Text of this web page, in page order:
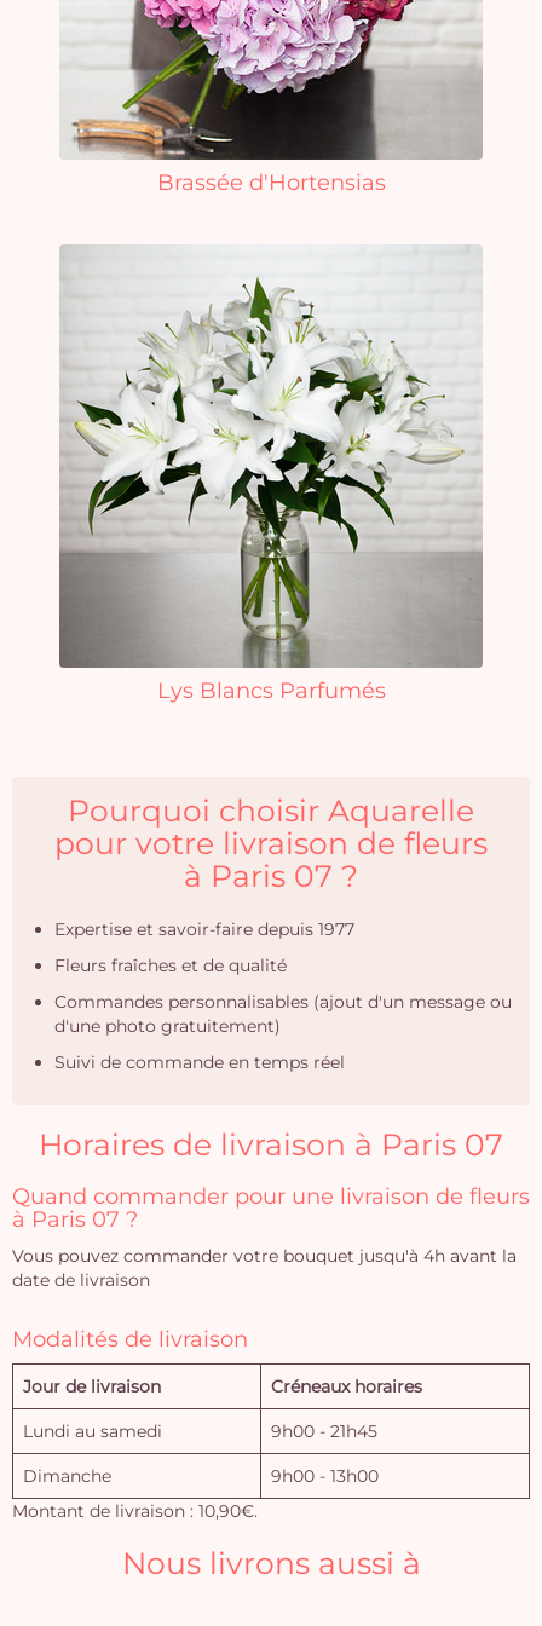
Brassée d'Hortensias
Lys Blancs Parfumés
Pourquoi choisir Aquarelle
pour votre livraison de fleurs
à Paris 07 ?
Expertise et savoir-faire depuis 1977
Fleurs fraîches et de qualité
Commandes personnalisables (ajout d'un message ou
d'une photo gratuitement)
Suivi de commande en temps réel
Horaires de livraison à Paris 07
Quand commander pour une livraison de fleurs
à Paris 07 ?
Vous pouvez commander votre bouquet jusqu'à 4h avant la
date de livraison
Modalités de livraison
Jour de livraison Créneaux horaires
Lundi au samedi 9h00 - 21h45
Dimanche
9h00 - 13h00
Montant de livraison : 10,90€.
Nous livrons aussi à